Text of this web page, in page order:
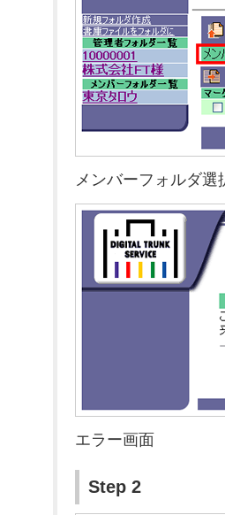
メンバーフォルダ選
エラー画面
Step 2